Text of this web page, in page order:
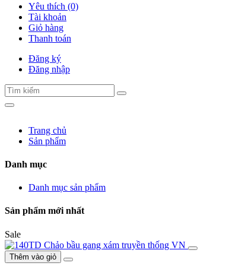
Yêu thích (0)
Tài khoản
Giỏ hàng
Thanh toán
Đăng ký
Đăng nhập
Trang chủ
Sản phẩm
Danh mục
Danh mục sản phẩm
Sản phẩm mới nhất
Sale
Thêm vào giỏ